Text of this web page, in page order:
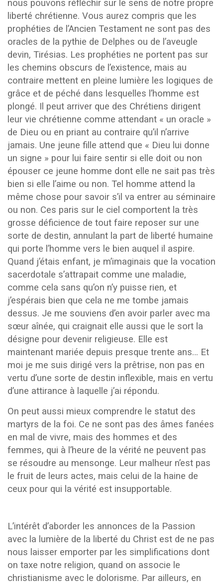
nous pouvons réfléchir sur le sens de notre propre
liberté chrétienne. Vous aurez compris que les
prophéties de l’Ancien Testament ne sont pas des
oracles de la pythie de Delphes ou de l’aveugle
devin, Tirésias. Les prophéties ne portent pas sur
les chemins obscurs de l’existence, mais au
contraire mettent en pleine lumière les logiques de
grâce et de péché dans lesquelles l’homme est
plongé. Il peut arriver que des Chrétiens dirigent
leur vie chrétienne comme attendant « un oracle »
de Dieu ou en priant au contraire qu’il n’arrive
jamais. Une jeune fille attend que « Dieu lui donne
un signe » pour lui faire sentir si elle doit ou non
épouser ce jeune homme dont elle ne sait pas très
bien si elle l’aime ou non. Tel homme attend la
même chose pour savoir s’il va entrer au séminaire
ou non. Ces paris sur le ciel comportent la très
grosse déficience de tout faire reposer sur une
sorte de destin, annulant la part de liberté humaine
qui porte l’homme vers le bien auquel il aspire.
Quand j’étais enfant, je m’imaginais que la vocation
sacerdotale s’attrapait comme une maladie,
comme cela sans qu’on n’y puisse rien, et
j’espérais bien que cela ne me tombe jamais
dessus. Je me souviens d’en avoir parler avec ma
sœur aînée, qui craignait elle aussi que le sort la
désigne pour devenir religieuse. Elle est
maintenant mariée depuis presque trente ans… Et
moi je me suis dirigé vers la prêtrise, non pas en
vertu d’une sorte de destin inflexible, mais en vertu
d’une attirance à laquelle j’ai répondu.
On peut aussi mieux comprendre le statut des
martyrs de la foi. Ce ne sont pas des âmes fanées
en mal de vivre, mais des hommes et des
femmes, qui à l’heure de la vérité ne peuvent pas
se résoudre au mensonge. Leur malheur n’est pas
le fruit de leurs actes, mais celui de la haine de
ceux pour qui la vérité est insupportable.
L’intérêt d’aborder les annonces de la Passion
avec la lumière de la liberté du Christ est de ne pas
nous laisser emporter par les simplifications dont
on taxe notre religion, quand on associe le
christianisme avec le dolorisme. Par ailleurs, en